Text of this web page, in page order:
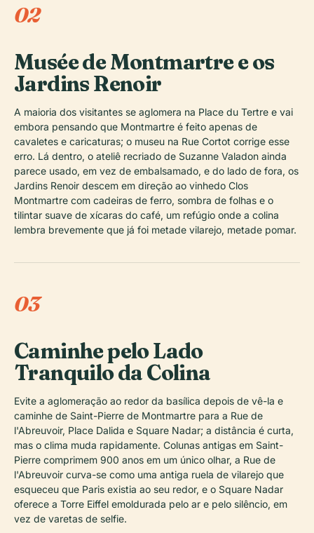
02
Musée de Montmartre e os
Jardins Renoir
A maioria dos visitantes se aglomera na Place du Tertre e vai
embora pensando que Montmartre é feito apenas de
cavaletes e caricaturas; o museu na Rue Cortot corrige esse
erro. Lá dentro, o ateliê recriado de Suzanne Valadon ainda
parece usado, em vez de embalsamado, e do lado de fora, os
Jardins Renoir descem em direção ao vinhedo Clos
Montmartre com cadeiras de ferro, sombra de folhas e o
tilintar suave de xícaras do café, um refúgio onde a colina
lembra brevemente que já foi metade vilarejo, metade pomar.
03
Caminhe pelo Lado
Tranquilo da Colina
Evite a aglomeração ao redor da basílica depois de vê-la e
caminhe de Saint-Pierre de Montmartre para a Rue de
l'Abreuvoir, Place Dalida e Square Nadar; a distância é curta,
mas o clima muda rapidamente. Colunas antigas em Saint-
Pierre comprimem 900 anos em um único olhar, a Rue de
l'Abreuvoir curva-se como uma antiga ruela de vilarejo que
esqueceu que Paris existia ao seu redor, e o Square Nadar
oferece a Torre Eiffel emoldurada pelo ar e pelo silêncio, em
vez de varetas de selfie.